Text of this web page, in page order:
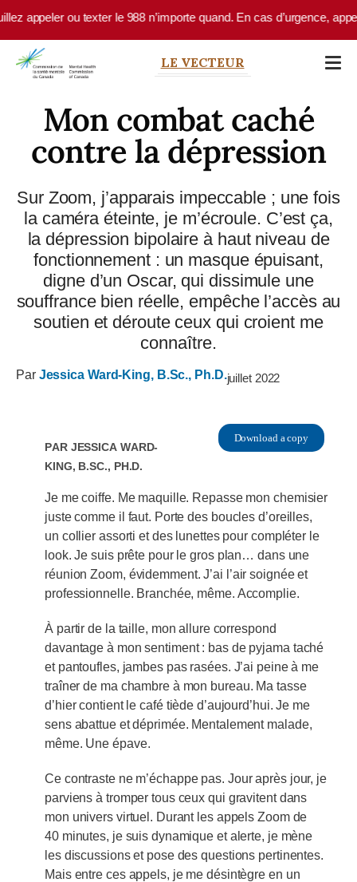
Skip to main content
ou texter le 988 n’importe quand. En cas d’urgence,
LE VECTEUR
Mon combat caché
contre la dépression
Sur Zoom, j’apparais impeccable ; une fois
la caméra éteinte, je m’écroule. C’est ça,
la dépression bipolaire à haut niveau de
fonctionnement : un masque épuisant,
digne d’un Oscar, qui dissimule une
souffrance bien réelle, empêche l’accès au
soutien et déroute ceux qui croient me
connaître.
Par Jessica Ward-King, B.Sc., Ph.D.juillet 2022
ParJessica Ward-
King, B.Sc., Ph.D.
Download a copy
Je me coiffe. Me maquille. Repasse mon chemisier
juste comme il faut. Porte des boucles d’oreilles,
un collier assorti et des lunettes pour compléter le
look. Je suis prête pour le gros plan… dans une
réunion Zoom, évidemment. J’ai l’air soignée et
professionnelle. Branchée, même. Accomplie.
À partir de la taille, mon allure correspond
davantage à mon sentiment : bas de pyjama taché
et pantoufles, jambes pas rasées. J’ai peine à me
traîner de ma chambre à mon bureau. Ma tasse
d’hier contient le café tiède d’aujourd’hui. Je me
sens abattue et déprimée. Mentalement malade,
même. Une épave.
Ce contraste ne m’échappe pas. Jour après jour, je
parviens à tromper tous ceux qui gravitent dans
mon univers virtuel. Durant les appels Zoom de
40 minutes, je suis dynamique et alerte, je mène
les discussions et pose des questions pertinentes.
Mais entre ces appels, je me désintègre en un